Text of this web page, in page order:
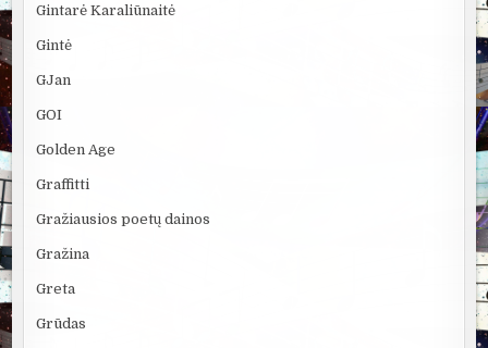
Gintarė Karaliūnaitė
Gintė
GJan
GOI
Golden Age
Graffitti
Gražiausios poetų dainos
Gražina
Greta
Grūdas